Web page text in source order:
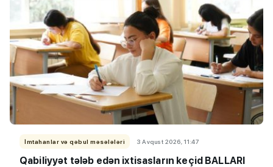
İmtahanlar və qəbul məsələləri 3 Avqust 2026, 11:47
Qabiliyyət tələb edən ixtisasların keçid BALLARI